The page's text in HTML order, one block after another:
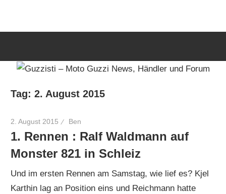
News,
Händler
Tag:2. August 2015
2. August 2015 Ben
1. Rennen : Ralf Waldmann auf
Monster 821 in Schleiz
Und im ersten Rennen am Samstag, wie lief es? Kjel
Karthin lag an Position eins und Reichmann hatte